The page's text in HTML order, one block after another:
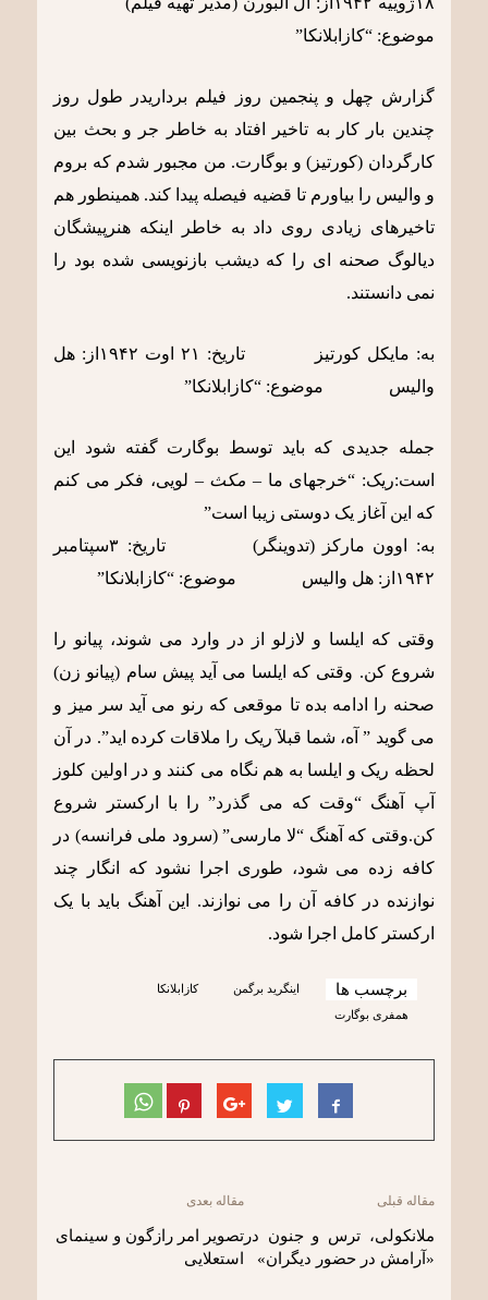
موضوع: “کازابلانکا”
گزارش چهل و پنجمین روز فیلم برداریدر طول روز
چندین بار کار به تاخیر افتاد به خاطر جر و بحث بین
کارگردان (کورتیز) و بوگارت. من مجبور شدم که بروم
و والیس را بیاورم تا قضیه فیصله پیدا کند. همینطور هم
تاخیرهای زیادی روی داد به خاطر اینکه هنرپیشگان
دیالوگ صحنه ای را که دیشب بازنویسی شده بود را
نمی دانستند.
به: مایکل کورتیز تاریخ: ٢١ اوت ١٩۴٢از: هل
والیس موضوع: “کازابلانکا”
جمله جدیدی که باید توسط بوگارت گفته شود این
است:ریک: “خرجهای ما – مکث – لویی، فکر می کنم
که این آغاز یک دوستی زیبا است”
به: اوون مارکز (تدوینگر) تاریخ: ٣سپتامبر
١٩۴٢از: هل والیس موضوع: “کازابلانکا”
وقتی که ایلسا و لازلو از در وارد می شوند، پیانو را
شروع کن. وقتی که ایلسا می آید پیش سام (پیانو زن)
صحنه را ادامه بده تا موقعی که رنو می آید سر میز و
می گوید ” آه، شما قبلآ ریک را ملاقات کرده اید”. در آن
لحظه ریک و ایلسا به هم نگاه می کنند و در اولین کلوز
آپ آهنگ “وقت که می گذرد” را با ارکستر شروع
کن.وقتی که آهنگ “لا مارسی” (سرود ملی فرانسه) در
کافه زده می شود، طوری اجرا نشود که انگار چند
نوازنده در کافه آن را می نوازند. این آهنگ باید با یک
ارکستر کامل اجرا شود.
برچسب ها اینگرید برگمن
کازابلانکا
همفری بوگارت
مقاله قبلی
ملانکولی، ترس و جنون در
«آرامش در حضور دیگران»
مقاله بعدی
تصویر امر رازگون و سینمای
استعلایی